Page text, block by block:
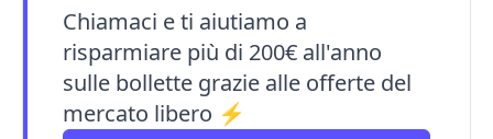
Chiamaci e ti aiutiamo a
risparmiare più di 200€ all'anno
sulle bollette grazie alle offerte del
mercato libero ⚡